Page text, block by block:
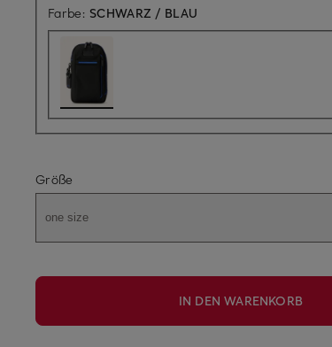
Farbe: SCHWARZ / BLAU
Größe
one size
IN DEN WARENKORB